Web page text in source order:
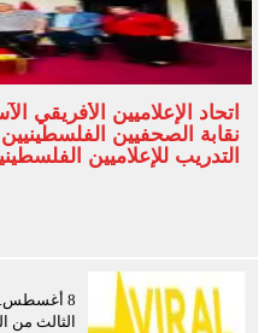
اتحاد الإعلاميين الأفريقي
نقابة الصحفيين
التدريب للإعلاميين
الثالث من